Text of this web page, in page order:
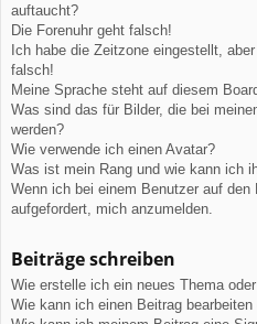
auftaucht?
Die Forenuhr geht falsch!
Ich habe die Zeitzone eingestellt,
falsch!
Meine Sprache steht auf diesem
Was sind das für Bilder, die bei
werden?
Wie verwende ich einen Avatar?
Was ist mein Rang und wie kann ich
Wenn ich bei einem Benutzer auf
aufgefordert, mich anzumelden.
Beiträge schreiben
Wie erstelle ich ein neues Thema
Wie kann ich einen Beitrag